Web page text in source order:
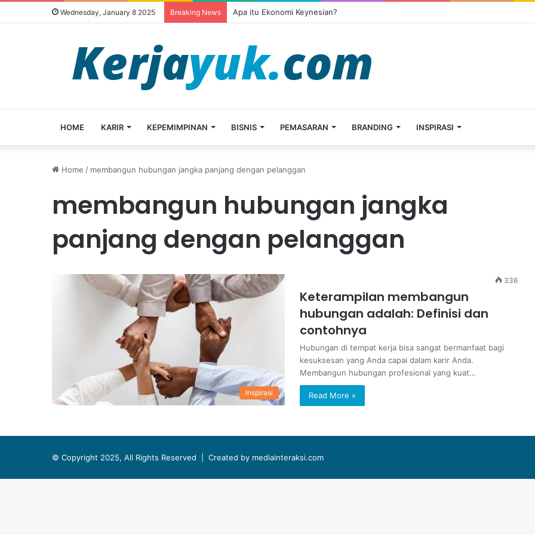
Wednesday, January 8 2025 Breaking News Apa itu Ekonomi Keynesian?
HOME KARIR KEPEMIMPINAN BISNIS PEMASARAN BRANDING INSPIRASI
Home / membangun hubungan jangka panjang dengan pelanggan
membangun hubungan jangka
panjang dengan pelanggan
Inspirasi
336
Keterampilan membangun
hubungan adalah: Definisi dan
contohnya
Hubungan di tempat kerja bisa sangat bermanfaat bagi
kesuksesan yang Anda capai dalam karir Anda.
Membangun hubungan profesional yang kuat…
Read More »
© Copyright 2025, All Rights Reserved | Created by mediainteraksi.com